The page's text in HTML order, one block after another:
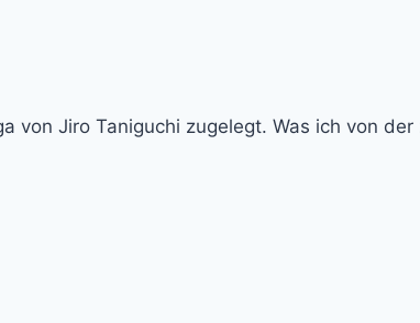
von Jiro Taniguchi zugelegt. Was ich von